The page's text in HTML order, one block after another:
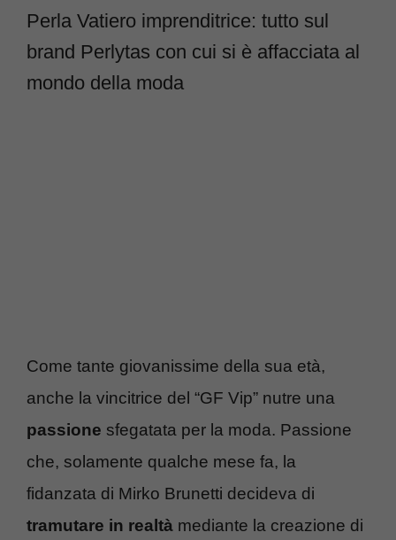
Perla Vatiero imprenditrice: tutto sul
brand Perlytas con cui si è affacciata al
mondo della moda
Come tante giovanissime della sua età,
anche la vincitrice del “GF Vip” nutre una
passione sfegatata per la moda. Passione
che, solamente qualche mese fa, la
fidanzata di Mirko Brunetti decideva di
tramutare in realtà mediante la creazione di